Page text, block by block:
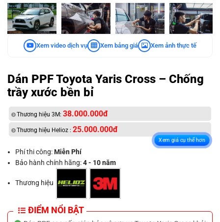
Xem video dịch vụ Xem bảng giá Xem ảnh thực tế
Dán PPF Toyota Yaris Cross – Chống
trầy xước bền bỉ
Thương hiệu 3M: 38.000.000đ
Thương hiệu Helioz : 25.000.000đ
Phí thi công:Miễn Phí
Bảo hành chính hãng:4 - 10 năm
Thương hiệu
Xem giá cụ thể hơn
ĐIỂM NỔI BẬT